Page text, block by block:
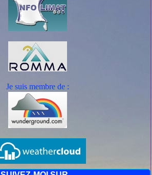
Je suis membre de :